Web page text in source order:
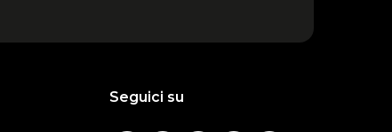
Seguici su